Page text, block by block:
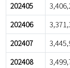
202405
202406
202407
202408